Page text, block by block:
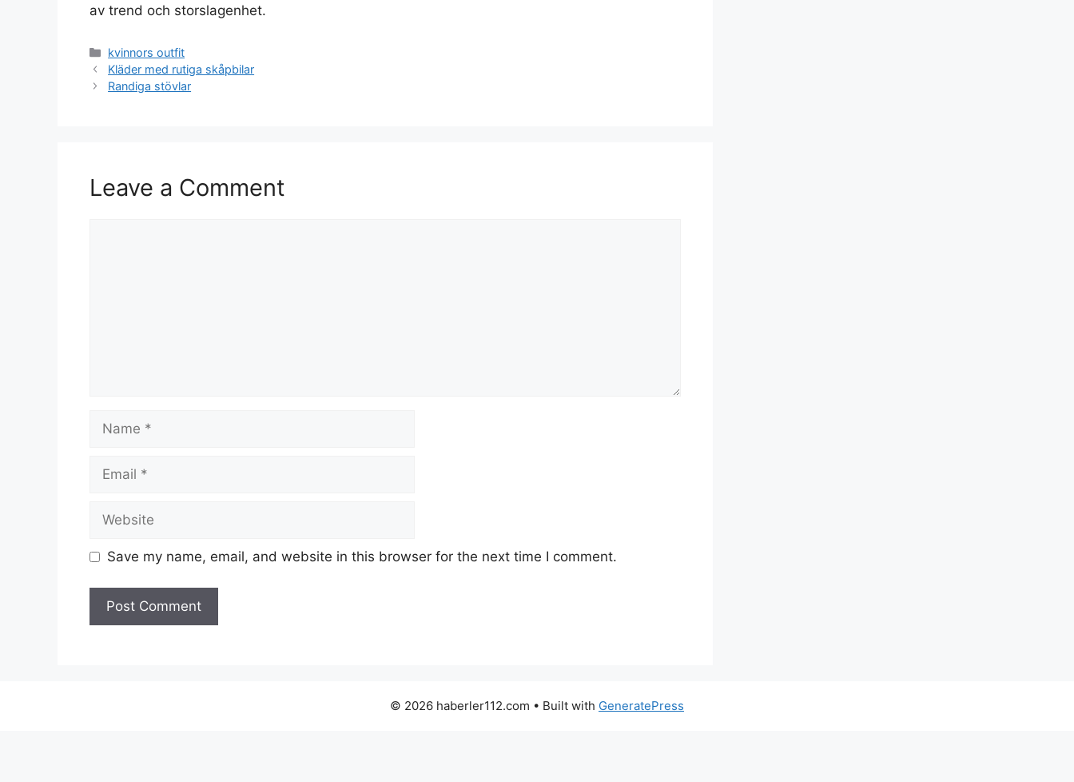
av trend och storslagenhet.
Categories
kvinnors outfit
Kläder med rutiga skåpbilar
Randiga stövlar
Leave a Comment
Name
Email
Website
Save my name, email, and website in this browser for the next time I comment.
© 2026 haberler112.com • Built with GeneratePress